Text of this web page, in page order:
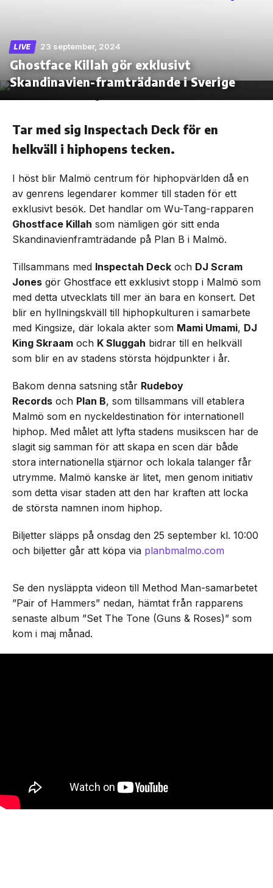
Skip
the
LIVE 23 september, 2024
Ghostface Killah gör exklusivt
Skandinavien-framträdande i Sverige
Tar med sig Inspectach Deck för en
helkväll i hiphopens tecken.
I höst blir Malmö centrum för hiphopvärlden då en
av genrens legendarer kommer till staden för ett
exklusivt besök. Det handlar om Wu-Tang-rapparen
Ghostface Killah som nämligen gör sitt enda
Skandinavienframträdande på Plan B i Malmö.
Tillsammans med Inspectah Deck och DJ Scram
Jones gör Ghostface ett exklusivt stopp i Malmö som
med detta utvecklats till mer än bara en konsert. Det
blir en hyllningskväll till hiphopkulturen i samarbete
med Kingsize, där lokala akter som Mami Umami, DJ
King Skraam och K Sluggah bidrar till en helkväll
som blir en av stadens största höjdpunkter i år.
Bakom denna satsning står Rudeboy
Records och Plan B, som tillsammans vill etablera
Malmö som en nyckeldestination för internationell
hiphop. Med målet att lyfta stadens musikscen har de
slagit sig samman för att skapa en scen där både
stora internationella stjärnor och lokala talanger får
utrymme. Malmö kanske är litet, men genom initiativ
som detta visar staden att den har kraften att locka
de största namnen inom hiphop.
Biljetter släpps på onsdag den 25 september kl. 10:00
och biljetter går att köpa via planbmalmo.com
Se den nysläppta videon till Method Man-samarbetet
”Pair of Hammers” nedan, hämtat från rapparens
senaste album ”Set The Tone (Guns & Roses)” som
kom i maj månad.